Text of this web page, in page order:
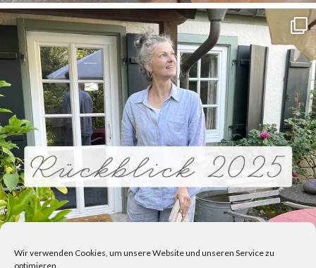
Wir verwenden Cookies, um unsere Website und unseren Service zu
optimieren.